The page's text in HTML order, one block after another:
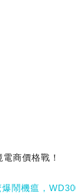
商價格戰！
鬧機瘟，